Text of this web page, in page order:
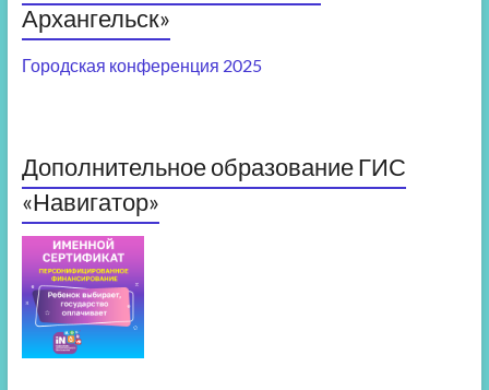
Архангельск»
Городская конференция 2025
Дополнительное образование ГИС
«Навигатор»